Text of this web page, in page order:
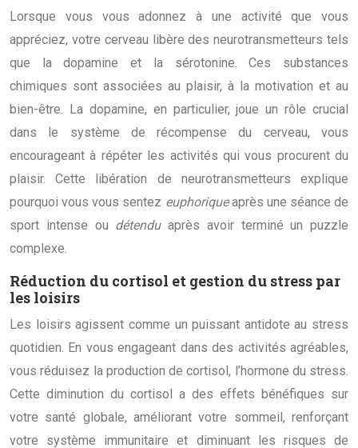
Lorsque vous vous adonnez à une activité que vous
appréciez, votre cerveau libère des neurotransmetteurs tels
que la dopamine et la sérotonine. Ces substances
chimiques sont associées au plaisir, à la motivation et au
bien-être. La dopamine, en particulier, joue un rôle crucial
dans le système de récompense du cerveau, vous
encourageant à répéter les activités qui vous procurent du
plaisir. Cette libération de neurotransmetteurs explique
pourquoi vous vous sentez euphoriqueaprès une séance de
sport intense ou détendu après avoir terminé un puzzle
complexe.
Réduction du cortisol et gestion du stress par
les loisirs
Les loisirs agissent comme un puissant antidote au stress
quotidien. En vous engageant dans des activités agréables,
vous réduisez la production de cortisol, l’hormone du stress.
Cette diminution du cortisol a des effets bénéfiques sur
votre santé globale, améliorant votre sommeil, renforçant
votre système immunitaire et diminuant les risques de